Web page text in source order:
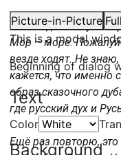
Picture-in-Picture
This is a modal
Beginning of dialog
Text
Color
Background
Всё сходится:
Мор – море.
везде ходят. Не
кажется, что именно
образ сказочного
где русский дух и
Ещё раз повторю, это